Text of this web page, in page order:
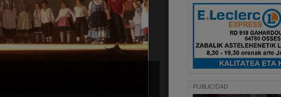
Seguir leyendo)
PUBLICIDAD